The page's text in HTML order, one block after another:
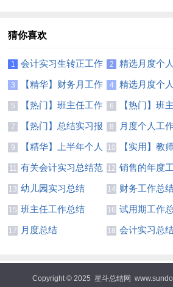
猜你喜欢
1
会计实习生转正工作
总结7篇
2
精选月度个
结锦集6篇
3
【精华】财务月工作
总结3篇
4
精选月度个
结模板集合五篇
5
【热门】班主任工作
总结模板汇总7篇
6
【热门】班
总结模板汇总7
7
【热门】总结实习报
告范文汇总七篇
8
月度个人工
文锦集5篇
9
【精华】上半年个人
工作总结范文5篇
10
【实用】教
结集锦9篇
11
有关会计实习总结范
文八篇
12 销售的年度
四篇
13 幼儿园实习总结 14 财务工作总
15 班主任工作总结 16 试用期工作
17 月度总结 18 会计实习总
Copyright © 2025 星斗总结网